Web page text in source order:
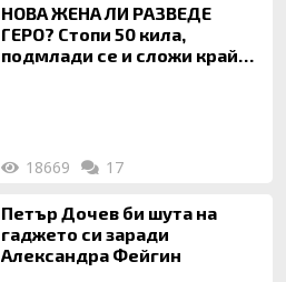
НОВА ЖЕНА ЛИ РАЗВЕДЕ
ГЕРО? Стопи 50 кила,
подмлади се и сложи край
18669 17
Петър Дочев би шута на
гаджето си заради
Александра Фейгин